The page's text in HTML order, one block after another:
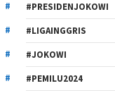
#PRESIDENJOKOWI
#LIGAINGGRIS
#JOKOWI
#PEMILU2024